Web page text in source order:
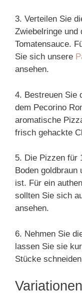
3. Verteilen Sie
Zwiebelringe und
Tomatensauce.
Sie sich unsere
ansehen.
4. Bestreuen Sie
dem Pecorino
aromatische
frisch gehackte
5. Die Pizzen für
Boden goldbraun
ist. Für ein
sollten Sie sich
ansehen.
6. Nehmen Sie
lassen Sie sie
Stücke